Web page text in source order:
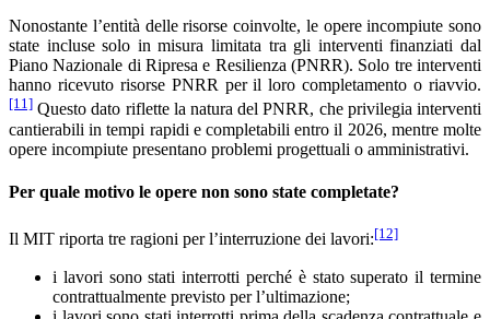
Nonostante l’entità delle risorse coinvolte, le opere incompiute sono
state incluse solo in misura limitata tra gli interventi finanziati dal
Piano Nazionale di Ripresa e Resilienza (PNRR). Solo tre interventi
hanno ricevuto risorse PNRR per il loro completamento o riavvio.
[11] Questo dato riflette la natura del PNRR, che privilegia interventi
cantierabili in tempi rapidi e completabili entro il 2026, mentre molte
opere incompiute presentano problemi progettuali o amministrativi.
Per quale motivo le opere non sono state completate?
Il MIT riporta tre ragioni per l’interruzione dei lavori:[12]
i lavori sono stati interrotti perché è stato superato il termine
contrattualmente previsto per l’ultimazione;